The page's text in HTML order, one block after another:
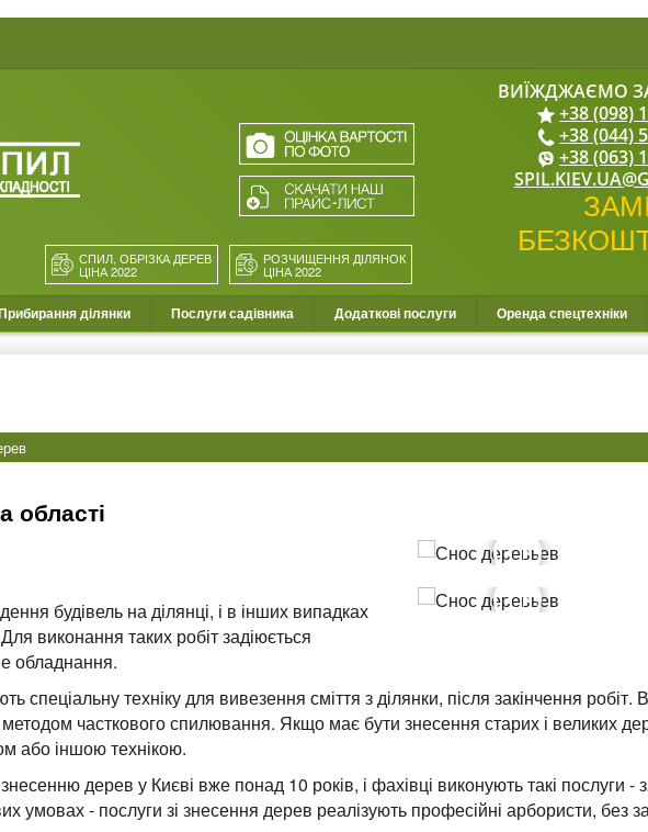
+38 (098)
+38 (044)
+38 (063)
СПИЛ, ОБРІЗКА ДЕРЕВ
ЦІНА 2022
РОЗЧИЩЕННЯ ДІЛЯНОК
ЦІНА 2022
Прибирання ділянки Послуги садівника Додаткові послуги Оренда спецтехніки
області
будівель на ділянці, і в інших випадках
виконання таких робіт задіюється
обладнання.
спеціальну техніку для вивезення сміття з ділянки, після закінчення робіт.
методом часткового спилювання. Якщо має бути знесення старих і великих
або іншою технікою.
дерев у Києві вже понад 10 років, і фахівці виконують такі послуги -
умовах - послуги зі знесення дерев реалізують професійні арбористи, без